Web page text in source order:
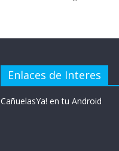
Enlaces de Interes
CañuelasYa! en tu Android